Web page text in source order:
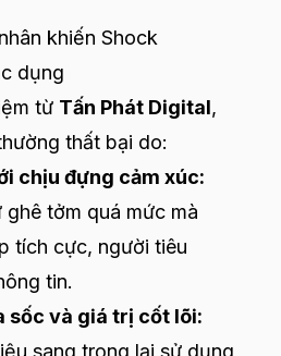
khiến Shock
dụng
từ Tấn Phát Digital,
thất bại do:
chịu đựng cảm xúc:
ghê tởm quá mức mà
tích cực, người tiêu
tin.
sốc và giá trị cốt lõi:
sang trọng lại sử dụng